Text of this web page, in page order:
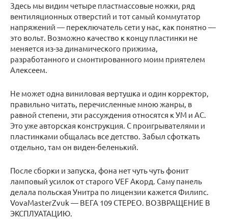
Здесь мы видим четыре пластмассовые ножки, ряд
вентиляционных отверстий и тот самый коммутатор
напряжений — переключатель сети у нас, как понятно —
это вольт. Возможно качество к концу пластинки не
меняется из-за динамического прижима,
разработанного и смонтированного моим приятелем
Алексеем.
Не может одна виниловая вертушка и один корректор,
правильно читать, перечисленные мною жанры, в
равной степени, эти рассуждения относятся к УМ и АС.
Это уже авторская конструкция. С проигрывателями и
пластинками общалась все детство. Забыл сфоткать
отдельно, там он виден-беленький.
После сборки и запуска, фона нет чуть чуть фонит
ламповый усилок от старого VEF Акорд. Саму панель
делала польская Унитра по лицензии кажется Филипс.
VovaMasterZvuk — ВЕГА 109 СТЕРЕО. ВОЗВРАЩЕНИЕ В
ЭКСПЛУАТАЦИЮ.